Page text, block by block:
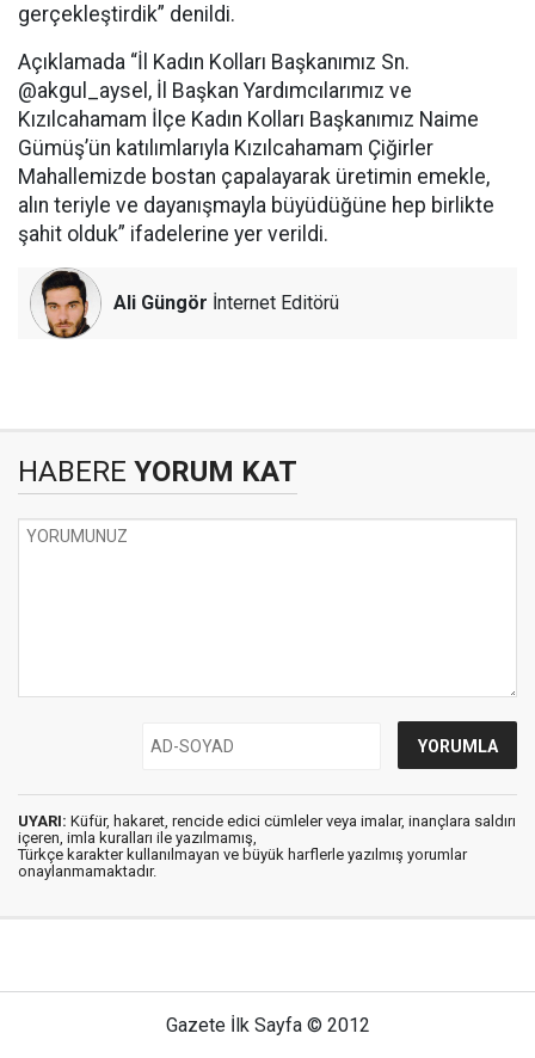
gerçekleştirdik” denildi.
Açıklamada “İl Kadın Kolları Başkanımız Sn.
@akgul_aysel, İl Başkan Yardımcılarımız ve
Kızılcahamam İlçe Kadın Kolları Başkanımız Naime
Gümüş’ün katılımlarıyla Kızılcahamam Çiğirler
Mahallemizde bostan çapalayarak üretimin emekle,
alın teriyle ve dayanışmayla büyüdüğüne hep birlikte
şahit olduk” ifadelerine yer verildi.
Ali Güngör İnternet Editörü
HABERE YORUM KAT
UYARI: Küfür, hakaret, rencide edici cümleler veya imalar, inançlara saldırı
içeren, imla kuralları ile yazılmamış,
Türkçe karakter kullanılmayan ve büyük harflerle yazılmış yorumlar
onaylanmamaktadır.
Gazete İlk Sayfa © 2012